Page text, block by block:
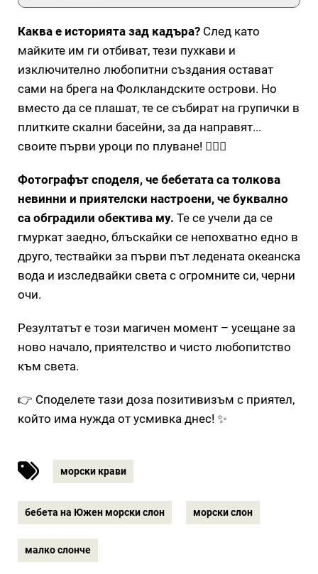
Каква е историята зад кадъра? След като
майките им ги отбиват, тези пухкави и
изключително любопитни създания остават
сами на брега на Фолкландските острови. Но
вместо да се плашат, те се събират на групички в
плитките скални басейни, за да направят...
своите първи уроци по плуване! 🏊‍♂️🌊
Фотографът споделя, че бебетата са толкова
невинни и приятелски настроени, че буквално
са обградили обектива му. Те се учели да се
гмуркат заедно, блъскайки се непохватно едно в
друго, тествайки за първи път ледената океанска
вода и изследвайки света с огромните си, черни
очи.
Резултатът е този магичен момент – усещане за
ново начало, приятелство и чисто любопитство
към света.
👉 Споделете тази доза позитивизъм с приятел,
който има нужда от усмивка днес! ✨
морски крави
бебета на Южен морски слон морски слон
малко слонче